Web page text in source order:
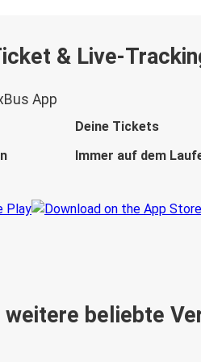
& Live-
App
Deine Tickets
Immer auf dem
beliebte